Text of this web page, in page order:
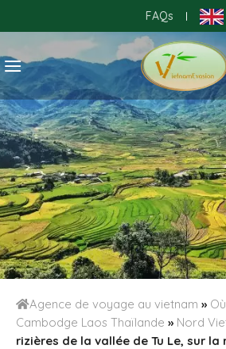
to
FAQs |
Agence de voyage au vietnam »
Cambodge Laos Thaïlande » Nord
rizières de la vallée de Tu Le, sur la